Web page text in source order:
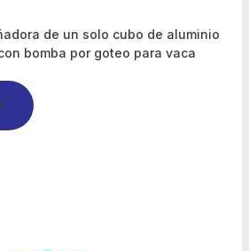
de un solo cubo de aluminio
bomba por goteo para vaca